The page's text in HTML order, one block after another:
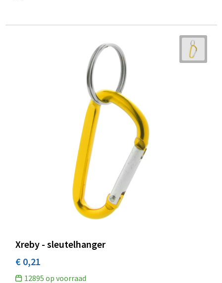
Xreby - sleutelhanger
€ 0,21
12895 op voorraad